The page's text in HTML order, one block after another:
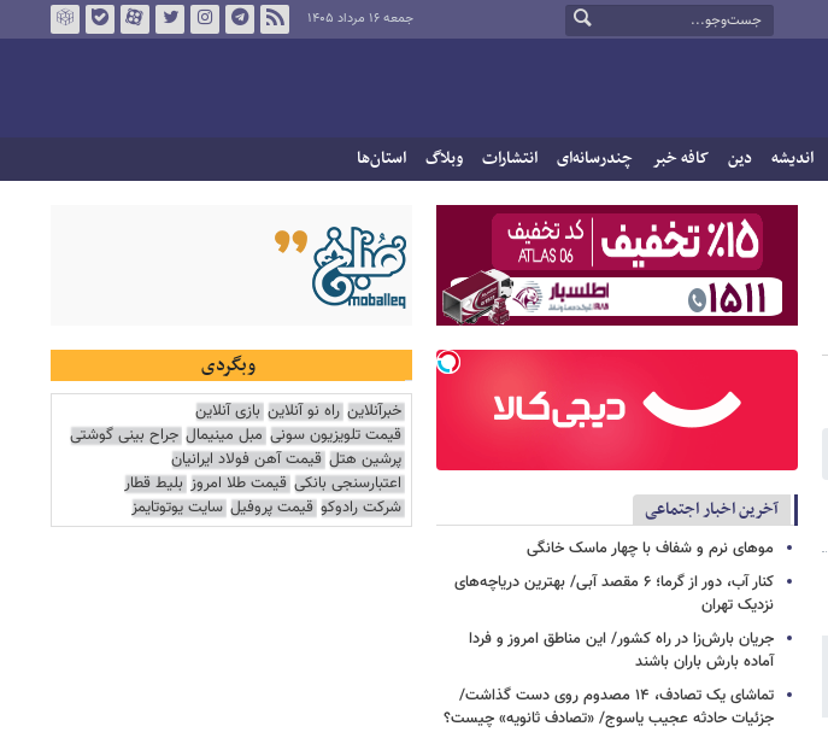
جمعه ۱۶ مرداد ۱۴۰۵
اندیشه دین کافه خبر چندرسانه‌ای انتشارات وبلاگ استان‌ها
آخرین اخبار اجتماعی
موهای نرم و شفاف با چهار ماسک خانگی
کنار آب، دور از گرما؛ ۶ مقصد آبی/ بهترین دریاچه‌های
نزدیک تهران
جریان بارش‌زا در راه کشور/ این مناطق امروز و فردا
آماده بارش باران باشند
تماشای یک تصادف، ۱۴ مصدوم روی دست گذاشت/
جزئیات حادثه عجیب یاسوج/ «تصادف ثانویه» چیست؟
وبگردی
خبرآنلاین راه نو آنلاین بازی آنلاین
قیمت تلویزیون سونی مبل مینیمال جراح بینی گوشتی
پرشین هتل قیمت آهن فولاد ایرانیان
اعتبارسنجی بانکی قیمت طلا امروز بلیط قطار
شرکت رادوکو قیمت پروفیل سایت یوتوتایمز